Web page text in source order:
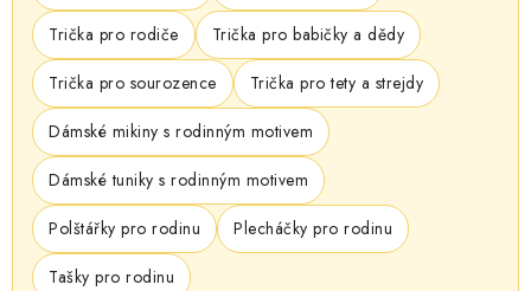
Trička pro rodiče Trička pro babičky a dědy
Trička pro sourozence Trička pro tety a strejdy
Dámské mikiny s rodinným motivem
Dámské tuniky s rodinným motivem
Polštářky pro rodinu Plecháčky pro rodinu
Tašky pro rodinu